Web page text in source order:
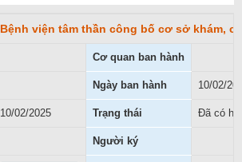
Bệnh viện tâm thần công bố cơ sở khám,
Cơ quan ban hành
Ngày ban hành 10/02/
10/02/2025 Trạng thái Đã có
Người ký